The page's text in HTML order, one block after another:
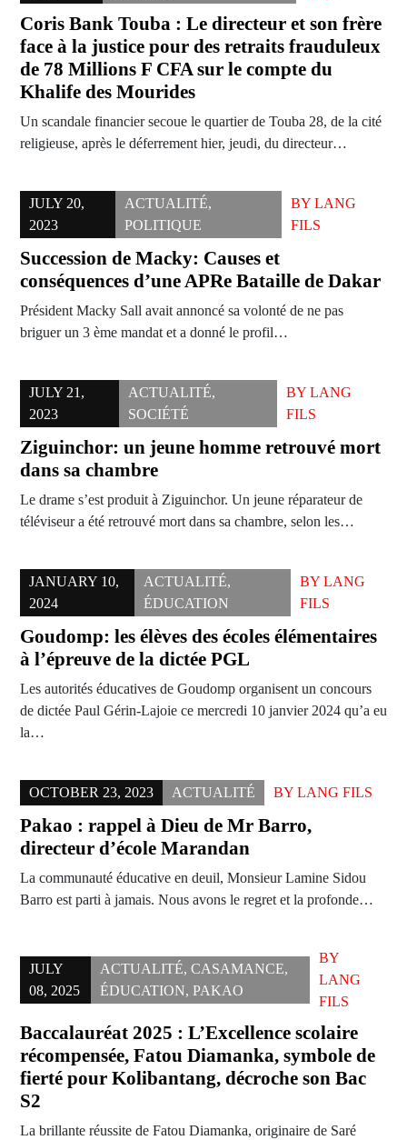
Coris Bank Touba : Le directeur et son frère
face à la justice pour des retraits frauduleux
de 78 Millions F CFA sur le compte du
Khalife des Mourides
Un scandale financier secoue le quartier de Touba 28, de la cité
religieuse, après le déferrement hier, jeudi, du directeur…
JULY 20,
2023
ACTUALITÉ,
POLITIQUE
BYLANG
FILS
Succession de Macky: Causes et
conséquences d’une APRe Bataille de Dakar
Président Macky Sall avait annoncé sa volonté de ne pas
briguer un 3 ème mandat et a donné le profil…
JULY 21,
2023
ACTUALITÉ,
SOCIÉTÉ
BYLANG
FILS
Ziguinchor: un jeune homme retrouvé mort
dans sa chambre
Le drame s’est produit à Ziguinchor. Un jeune réparateur de
téléviseur a été retrouvé mort dans sa chambre, selon les…
JANUARY 10,
2024
ACTUALITÉ,
ÉDUCATION
BYLANG
FILS
Goudomp: les élèves des écoles élémentaires
à l’épreuve de la dictée PGL
Les autorités éducatives de Goudomp organisent un concours
de dictée Paul Gérin-Lajoie ce mercredi 10 janvier 2024 qu’a eu
la…
OCTOBER 23, 2023 ACTUALITÉ BY LANG FILS
Pakao : rappel à Dieu de Mr Barro,
directeur d’école Marandan
La communauté éducative en deuil, Monsieur Lamine Sidou
Barro est parti à jamais. Nous avons le regret et la profonde…
JULY
08, 2025
ACTUALITÉ,CASAMANCE,
ÉDUCATION,PAKAO
BY
LANG
FILS
Baccalauréat 2025 : L’Excellence scolaire
récompensée, Fatou Diamanka, symbole de
fierté pour Kolibantang, décroche son Bac
S2
La brillante réussite de Fatou Diamanka, originaire de Saré